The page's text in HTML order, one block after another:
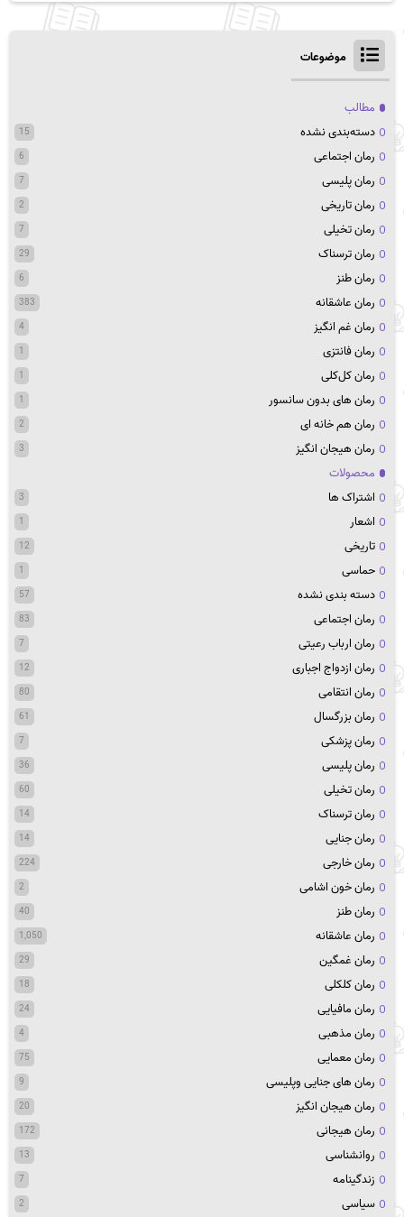
موضوعات
مطالب
دسته‌بندی نشده
15
رمان اجتماعی 6
رمان پلیسی 7
رمان تاریخی 2
رمان تخیلی 7
رمان ترسناک 29
رمان طنز 6
رمان عاشقانه 383
رمان غم انگیز 4
رمان فانتزی 1
رمان کل‌کلی 1
رمان های بدون سانسور 1
رمان هم خانه ای 2
رمان هیجان انگیز 3
محصولات
اشتراک ها
3
اشعار 1
تاریخی 12
حماسی 1
دسته بندی نشده 57
رمان اجتماعی 83
رمان ارباب رعیتی 7
رمان ازدواج اجباری 12
رمان انتقامی 80
رمان بزرگسال 61
رمان پزشکی 7
رمان پلیسی 36
رمان تخیلی 60
رمان ترسناک 14
رمان جنایی 14
رمان خارجی 224
رمان خون اشامی 2
رمان طنز 40
رمان عاشقانه 1,050
رمان غمگین 29
رمان کلکلی 18
رمان مافیایی 24
رمان مذهبی 4
رمان معمایی 75
رمان های جنایی وپلیسی 9
رمان هیجان انگیز 20
رمان هیجانی 172
روانشناسی 13
زندگینامه 7
سیاسی 2